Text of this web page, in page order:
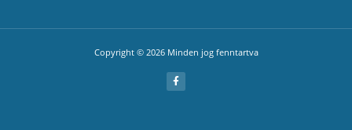
Copyright © 2026 Minden jog fenntartva